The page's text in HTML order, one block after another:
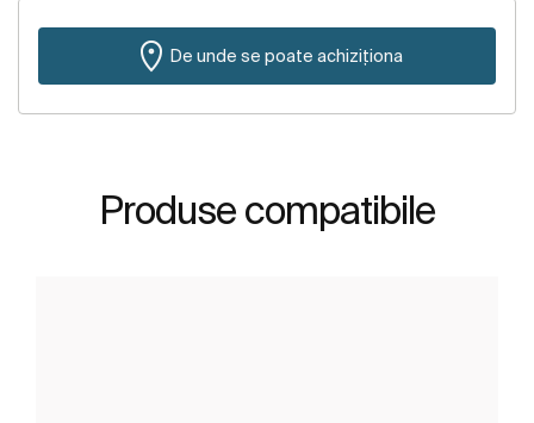
De unde se poate achiziționa
Produse compatibile